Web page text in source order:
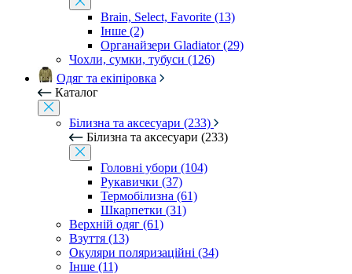
Brain, Select, Favorite (13)
Інше (2)
Органайзери Gladiator (29)
Чохли, сумки, тубуси (126)
Одяг та екіпіровка
Каталог
Білизна та аксесуари (233)
Білизна та аксесуари (233)
Головні убори (104)
Рукавички (37)
Термобілизна (61)
Шкарпетки (31)
Верхній одяг (61)
Взуття (13)
Окуляри поляризаційні (34)
Інше (11)